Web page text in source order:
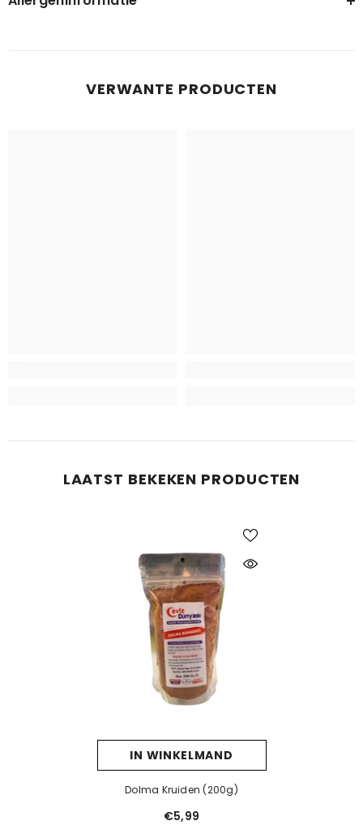
VERWANTE PRODUCTEN
LAATST BEKEKEN PRODUCTEN
IN WINKELMAND
Dolma Kruiden (200g)
€5,99